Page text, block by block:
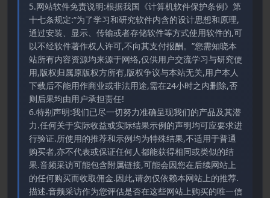
5.网站软件免责说明:根据我国《计算机软件保护条例》第
十七条规定:“为了学习和研究软件内含的设计思想和原理,
通过安装、显示、传输或者存储软件等方式使用软件的,可
以不经软件著作权人许可,不向其支付报酬。”您需知晓本
站所有内容资源均来源于网络,仅供用户交流学习与研究使
用,版权归属原版权方所有,版权争议与本站无关,用户本人
下载后不能用作商业或非法用途,需在24小时之内删除,否
则后果均由用户承担责任!
6.特别声明:我们已尽一切努力准确呈现我们的产品及其潜
力.任何关于实际收益或实际结果示例的声明均可应要求进
行验证.所使用的推荐和示例均为特殊结果,不适用于普通
购买者,亦不代表或保证任何人都能获得相同或类似的结
果.音频采访可能包含附属链接,可能会因您在后续网站上
的任何购买而收取佣金.因此,请勿仅依赖本网站上的推荐.
描述.音频采访作为您评估是否在这些网站上购买的唯一信